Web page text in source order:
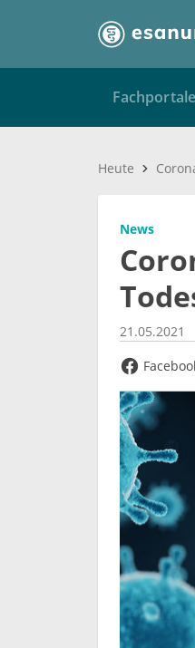
Fachportale
Heute
News
21.05.2021